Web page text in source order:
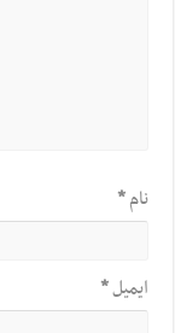
نام*
ایمیل*